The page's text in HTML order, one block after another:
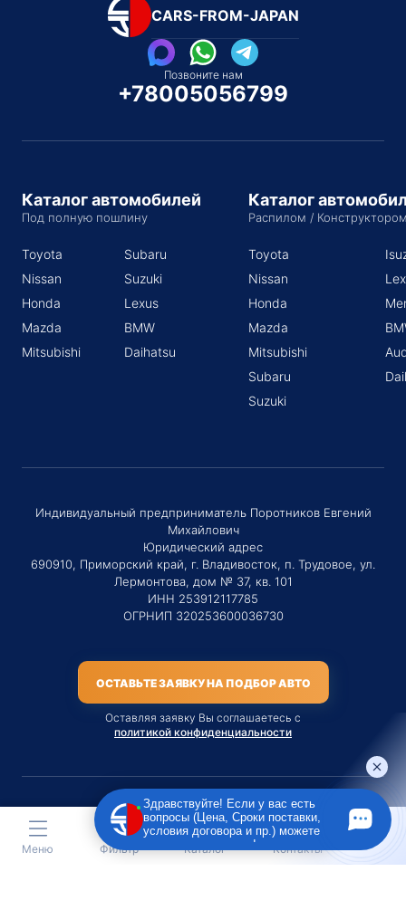
CARS-FROM-JAPAN
Позвоните нам
+78005056799
Каталог автомобилей
Под полную пошлину
Toyota
Nissan
Honda
Mazda
Mitsubishi
Subaru
Suzuki
Lexus
BMW
Daihatsu
Каталог
Распилом /
Toyota
Nissan
Honda
Mazda
Mitsubishi
Subaru
Suzuki
Индивидуальный предприниматель Поротников Евгений
Михайлович
Юридический адрес
690910, Приморский край, г. Владивосток, п. Трудовое, ул.
Лермонтова, дом № 37, кв. 101
ИНН 253912117785
ОГРНИП 320253600036730
ОСТАВЬТЕ ЗАЯВКУ НА ПОДБОР АВТО
Оставляя заявку Вы соглашаетесь с
политикой конфиденциальности
Материалы данного сайта являются публичной офертой
только на услугу сопровождения Агентом приобретения
транспортного средства Клиентом.
Меню Фильтр Каталог Контакты
Здравствуйте! Если у вас есть
вопросы (Цена, Сроки поставки,
условия договора и пр.) можете
задать их мне в чат!